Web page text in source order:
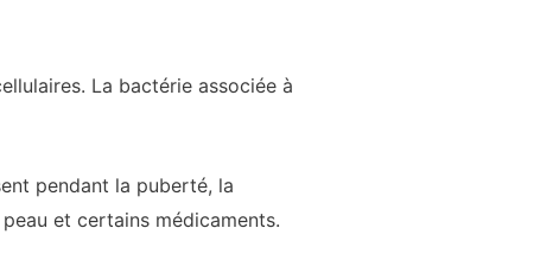
La bactérie associée à
pendant la puberté, la
et certains médicaments.